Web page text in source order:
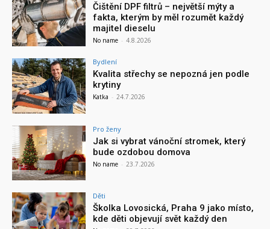
Čištění DPF filtrů – největší mýty a
fakta, kterým by měl rozumět každý
majitel dieselu
No name - 4.8.2026
Bydlení
Kvalita střechy se nepozná jen podle
krytiny
Katka - 24.7.2026
Pro ženy
Jak si vybrat vánoční stromek, který
bude ozdobou domova
No name - 23.7.2026
Děti
Školka Lovosická, Praha 9 jako místo,
kde děti objevují svět každý den